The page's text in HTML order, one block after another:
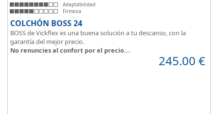
Adaptabilidad
Firmeza
COLCHÓN BOSS 24
BOSS de Vickflex es una buena solución a tu descanso, con la
garantía del mejor precio.
No renuncies al confort por el precio.
núcleo firme y resistenteque combinado
con su material viscoelástico ViscoPlume en ambas caras y algodón
245.00 €